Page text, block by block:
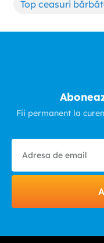
Top ceasuri
Fii permanent la